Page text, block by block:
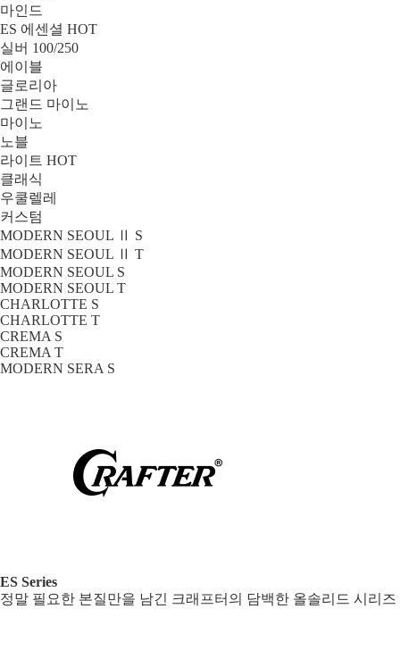
마인드
ES 에센셜 HOT
실버 100/250
에이블
글로리아
그랜드 마이노
마이노
노블
라이트 HOT
클래식
우쿨렐레
커스텀
MODERN SEOUL Ⅱ S
MODERN SEOUL Ⅱ T
MODERN SEOUL S
MODERN SEOUL T
CHARLOTTE S
CHARLOTTE T
CREMA S
CREMA T
MODERN SERA S
ES Series
정말 필요한 본질만을 남긴 크래프터의 담백한 올솔리드 시리즈